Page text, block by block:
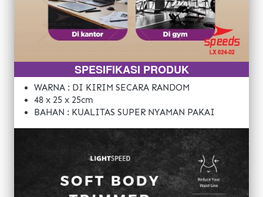
SPESIFIKASI PRODUK
WARNA : DI KIRIM SECARA RANDOM
48 x 25 x 25cm
BAHAN : KUALITAS SUPER NYAMAN PAKAI